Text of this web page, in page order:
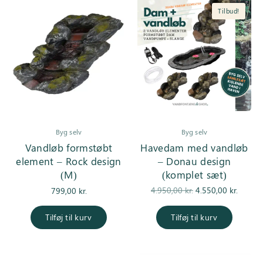
Byg selv
Vandløb formstøbt
element – Rock design
(M)
799,00 kr.
Tilføj til kurv
Tilbud!
Byg selv
Havedam med vandløb
– Donau design
(komplet sæt)
4.950,00kr.
Den
pris var:
4.950,00 kr..
4.550,00 kr.
Tilføj til kurv